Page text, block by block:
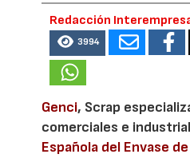
Redacción
3994
Genci, Scrap
comerciales e
Española del Envase